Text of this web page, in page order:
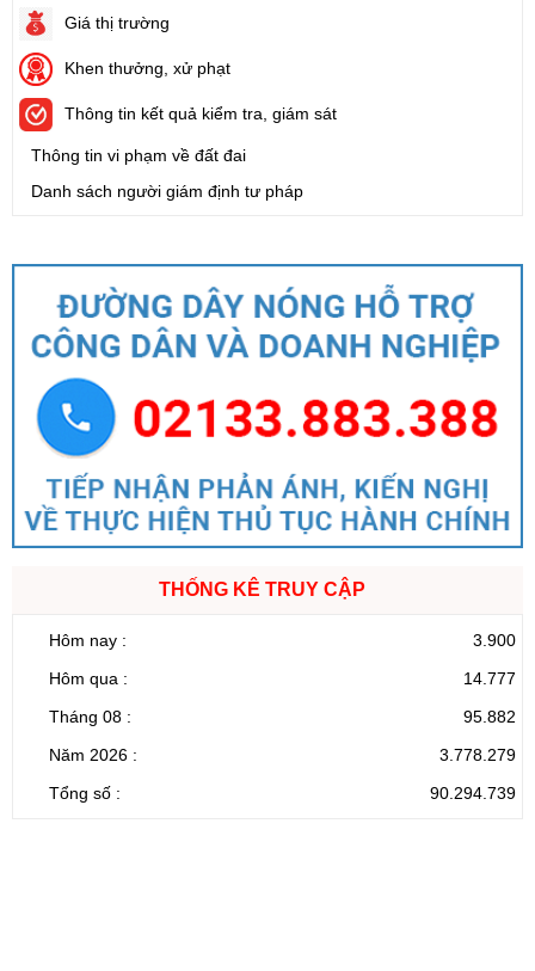
Giá thị trường
Khen thưởng, xử phạt
Thông tin kết quả kiểm tra, giám sát
Thông tin vi phạm về đất đai
Danh sách người giám định tư pháp
THỐNG KÊ TRUY CẬP
Hôm nay :
3.900
Hôm qua :
14.777
Tháng 08 :
95.882
Năm 2026 :
3.778.279
Tổng số :
90.294.739